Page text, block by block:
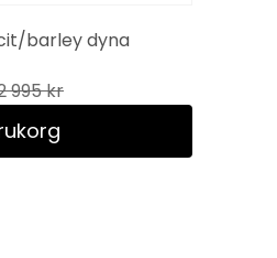
barley dyna
995 kr